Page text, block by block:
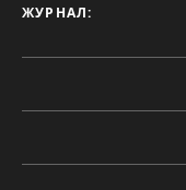
ЖУРНАЛ: